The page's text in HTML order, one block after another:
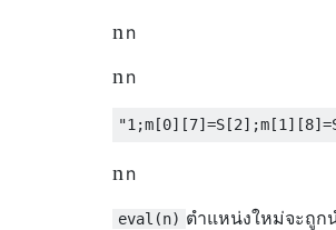
n n
n n
n n
eval(n) ตำแหน่งใหม่จะถูก